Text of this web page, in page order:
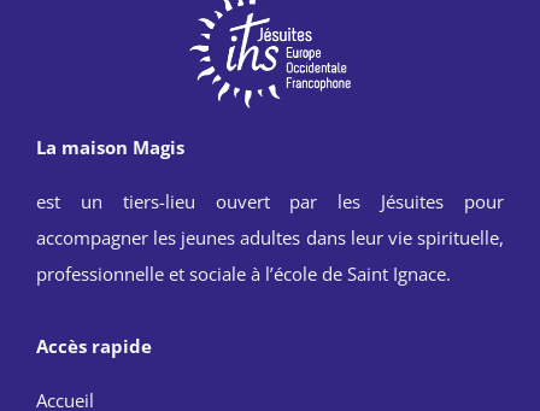
La maison Magis
est un tiers-lieu ouvert par les Jésuites pour
accompagner les jeunes adultes dans leur vie spirituelle,
professionnelle et sociale à l’école de Saint Ignace.
Accès rapide
Accueil